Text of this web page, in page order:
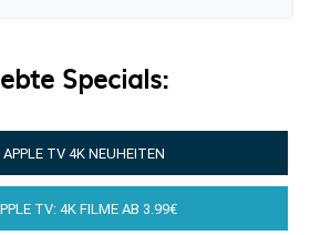
Specials:
APPLE TV 4K NEUHEITEN
TV: 4K FILME AB 3.99€